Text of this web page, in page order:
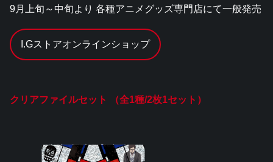
9月上旬～中旬より 各種アニメグッズ専門店にて一般発売
I.Gストアオンラインショップ
クリアファイルセット （全1種/2枚1セット）